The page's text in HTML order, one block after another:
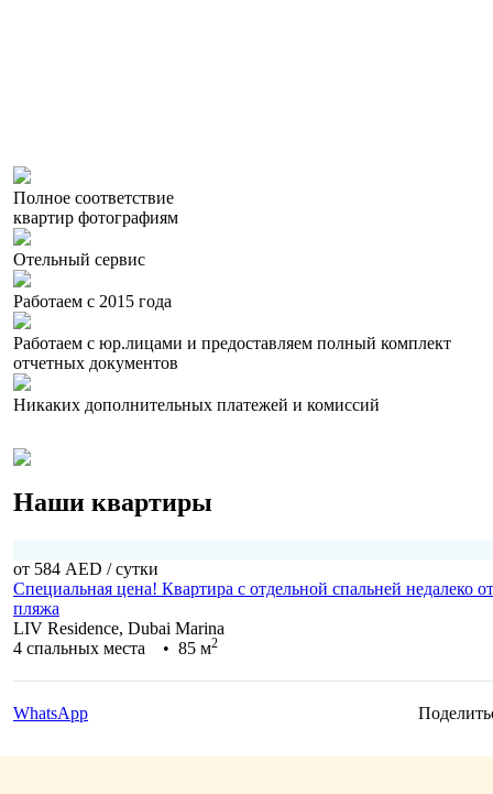
Полное соответствие
квартир фотографиям
Отельный сервис
Работаем с 2015 года
Работаем с юр.лицами и предоставляем полный комплект
отчетных документов
Никаких дополнительных платежей и комиссий
Наши квартиры
от 584 AED / сутки
Специальная цена! Квартира с отдельной спальней недалеко от
пляжа
LIV Residence, Dubai Marina
4 спальных места • 85 м2
WhatsApp